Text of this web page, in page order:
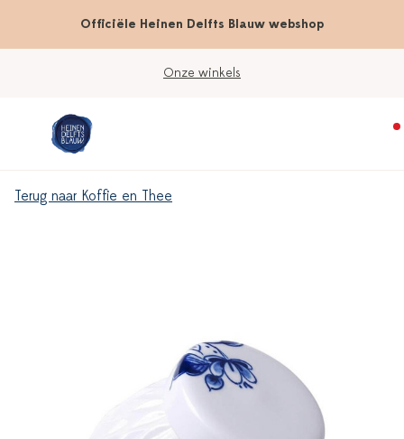
Officiële Heinen Delfts Blauw webshop
Onze winkels
Terug naar Koffie en Thee